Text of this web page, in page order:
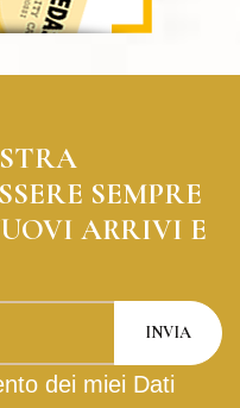
SEMPRE
ARRIVI E
dei miei Dati